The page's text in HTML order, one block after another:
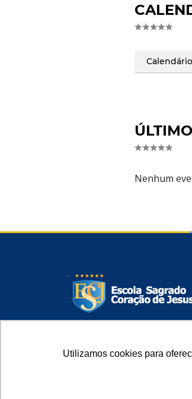
Utilizamos cookies para
Nenhum
66083-340 – Belém/PA